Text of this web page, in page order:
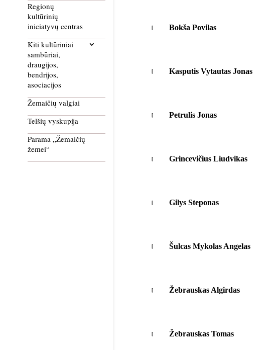
Regionų
kultūrinių
iniciatyvų centras
Kiti kultūriniai
sambūriai,
draugijos,
bendrijos,
asociacijos
Žemaičių valgiai
Telšių vyskupija
Parama „Žemaičių
žemei“
Bokša Povilas
Kasputis Vytautas Jonas
Petrulis Jonas
Grincevičius Liudvikas
Gilys Steponas
Šulcas Mykolas Angelas
Žebrauskas Algirdas
Žebrauskas Tomas